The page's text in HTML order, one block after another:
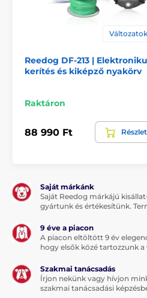
2x 12 mm-es elektróda
2x 17 mm-es elektróda
Mágnes zsinórral a nyakba
Tesztlámpa
2 db csatlakozó a
rögzítéséhez
100 m 0,75 mm2
Használati utasítás
A műszaki specifikációk
változhatnak. A képek csak
Reedog DF-213 |
kerítés és kiképző nyakörv
Raktáron
88 990 Ft
Saját márkánk
Saját Reedog márkájú
gyártunk és értékesítünk.
9 éve a piacon
A piacon eltöltött 9 év
hogy elsők közé tartozzunk a
Szakmai tanácsadás
Írjon nekünk vagy hívjon
szakmai tanácsadási